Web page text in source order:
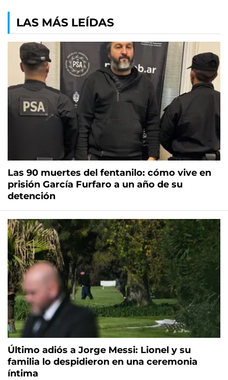
LAS MÁS LEÍDAS
Las 90 muertes del fentanilo: cómo vive en
prisión García Furfaro a un año de su
detención
Último adiós a Jorge Messi: Lionel y su
familia lo despidieron en una ceremonia
íntima